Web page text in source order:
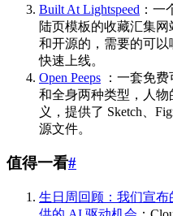
Built At Lightspeed ：一
陆页模板的收藏汇集
和开源的，需要的可
快速上线。
Open Peeps ：一套免
和全身两种类型，人
义，提供了 Sketch、
源文件。
值得一看#
生日周回顾：我们宣